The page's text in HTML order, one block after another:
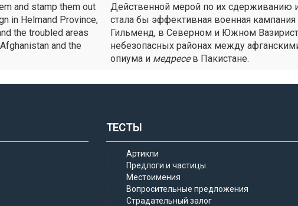
and stamp them out
in Helmand Province,
the troubled areas
and the
Действенной мерой по их сдерживанию
стала бы эффективная военная
Гильменд, в Северном и Южном
небезопасных районах между
опиума и медресев Пакистане.
ТЕСТЫ
Артикли
Предлоги и частицы
Местоимения
Вопросительные предложения
Страдательный залог